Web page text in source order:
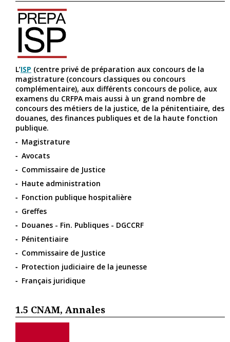
L’ISP (centre privé de préparation aux concours de la
magistrature (concours classiques ou concours
complémentaire), aux différents concours de police, aux
examens du CRFPA mais aussi à un grand nombre de
concours des métiers de la justice, de la pénitentiaire, des
douanes, des finances publiques et de la haute fonction
publique.
Magistrature
Avocats
Commissaire de Justice
Haute administration
Fonction publique hospitalière
Greffes
Douanes - Fin. Publiques - DGCCRF
Pénitentiaire
Commissaire de Justice
Protection judiciaire de la jeunesse
Français juridique
1.5 CNAM, Annales